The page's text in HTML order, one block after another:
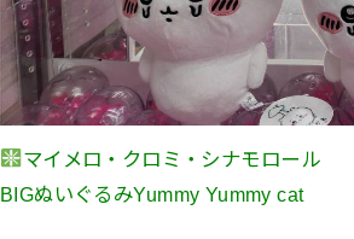
マイメロ・クロミ・シナモロール
BIGぬいぐるみYummy Yummy cat